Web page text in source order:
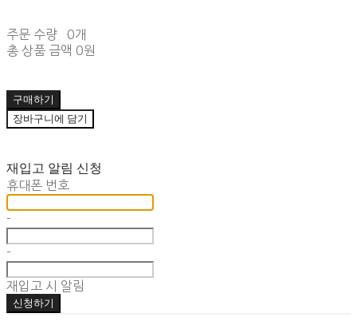
주문 수량
0개
총 상품 금액 0원
구매하기
장바구니에 담기
재입고 알림 신청
휴대폰 번호
-
-
재입고 시 알림
신청하기